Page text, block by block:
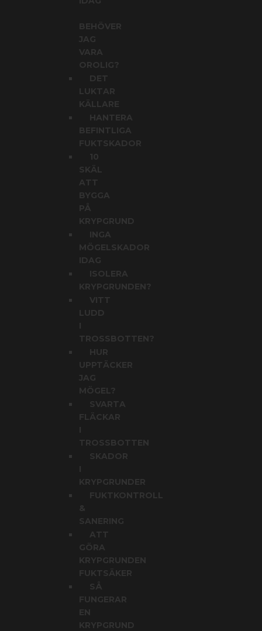
BEHÖVER
JAG
VARA
OROLIG?
LUKTAR
KÄLLARE
HANTERA
BEFINTLIGA
FUKTSKADOR
SKÄL
ATT
BYGGA
PÅ
KRYPGRUND
INGA
MÖGELSKADOR
IDAG
ISOLERA
KRYPGRUNDEN?
VITT
TROSSBOTTEN?
HUR
UPPTÄCKER
JAG
MÖGEL?
SVARTA
FLÄCKAR
TROSSBOTTEN
SKADOR
KRYPGRUNDER
FUKTKONTROLL
&
SANERING
ATT
GÖRA
KRYPGRUNDEN
FUKTSÄKER
SÅ
FUNGERAR
KRYPGRUND